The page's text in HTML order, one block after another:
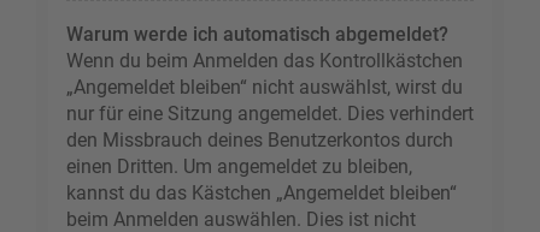
Warum werde ich automatisch abgemeldet?
Wenn du beim Anmelden das Kontrollkästchen
„Angemeldet bleiben“ nicht auswählst, wirst du
nur für eine Sitzung angemeldet. Dies verhindert
den Missbrauch deines Benutzerkontos durch
einen Dritten. Um angemeldet zu bleiben,
kannst du das Kästchen „Angemeldet bleiben“
beim Anmelden auswählen. Dies ist nicht